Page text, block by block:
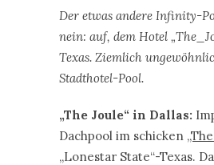
Der etwas andere Infinity-
nein: auf, dem Hotel
Texas. Ziemlich
Stadthotel-Pool.
„The Joule“ in Dallas:
Dachpool im schicken
„Lonestar State“-Texas.